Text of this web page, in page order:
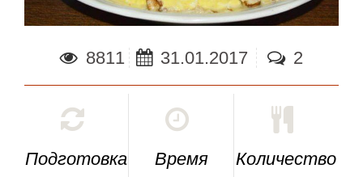
8811 31.01.2017 2
Подготовка
Время
Количество